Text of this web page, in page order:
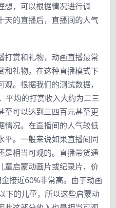
想，可以根据情况进行调
天的直播后，直播间的人气
打赏和礼物，动画直播最常
和礼物。在这种直播模式下
。根据我们的测试数据，
平均的打赏收入大约为二三
至可以达到三四百元甚至更
情况。在直播间的人气较低
平。一般来说如果直播间同
是相当可观的。直播带货通
童启蒙动画片或纪录片，价
接近60%非常高。由于动画
下的儿童，所以这些启蒙动